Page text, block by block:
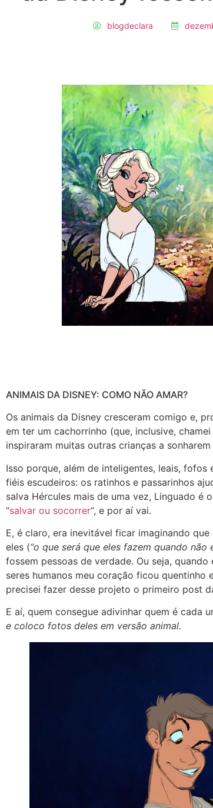
blogdeclara
ANIMAIS DA DISNEY: COMO NÃO AMAR?
Os animais da Disney cresceram comigo e,
em ter um cachorrinho (que, inclusive,
inspiraram muitas outras crianças a
Isso porque, além de inteligentes, leais,
fiéis escudeiros: os ratinhos e passarinhos
salva Hércules mais de uma vez, Linguado é
“salvar ou socorrer“, e por aí vai.
E, é claro, era inevitável ficar imaginando
eles (“o que será que eles fazem quando não
fossem pessoas de verdade. Ou seja, quando
seres humanos meu coração ficou quentinho
precisei fazer desse projeto o primeiro post
E aí, quem consegue adivinhar quem é cada
e coloco fotos deles em versão animal.